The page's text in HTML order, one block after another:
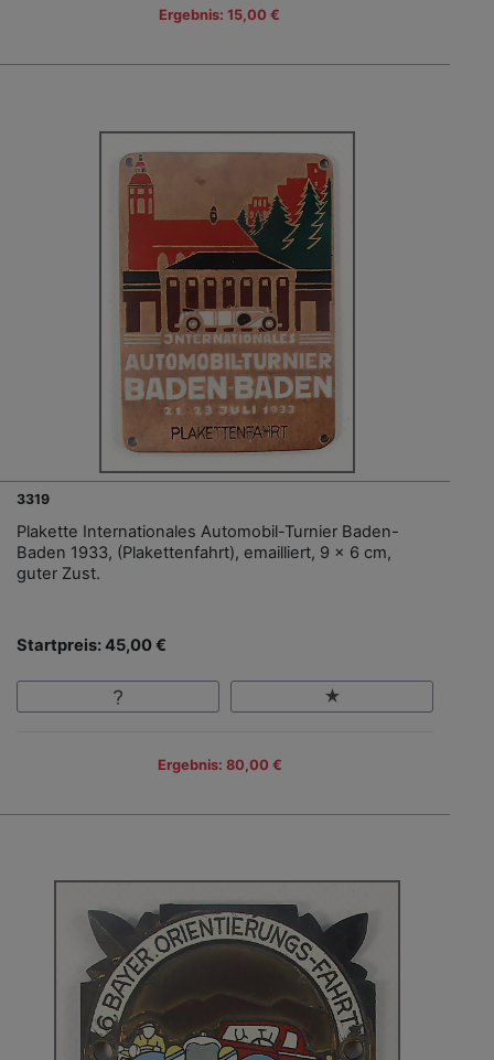
Ergebnis: 15,00 €
3319
Plakette Internationales Automobil-Turnier Baden-
Baden 1933, (Plakettenfahrt), emailliert, 9 x 6 cm,
guter Zust.
Startpreis: 45,00 €
Ergebnis: 80,00 €